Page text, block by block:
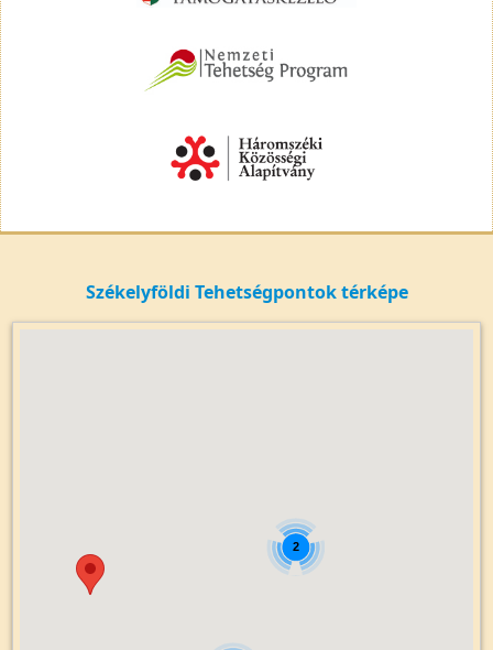
Székelyföldi Tehetségpontok térképe
2